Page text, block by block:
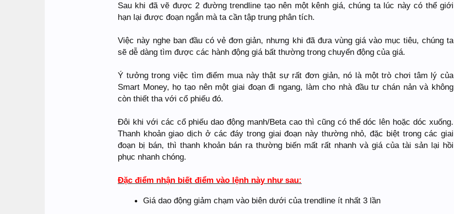
Sau khi đã vẽ được 2 đường trendline tạo nên một kênh giá, chúng ta lúc này có thể giới
hạn lại được đoạn ngắn mà ta cần tập trung phân tích.
Việc này nghe ban đầu có vẻ đơn giản, nhưng khi đã đưa vùng giá vào mục tiêu, chúng ta
sẽ dễ dàng tìm được các hành động giá bất thường trong chuyển động của giá.
Ý tưởng trong việc tìm điểm mua này thật sự rất đơn giản, nó là một trò chơi tâm lý của
Smart Money, họ tạo nên một giai đoạn đi ngang, làm cho nhà đầu tư chán nản và không
còn thiết tha với cổ phiếu đó.
Đôi khi với các cổ phiếu dao động manh/Beta cao thì cũng có thể dóc lên hoặc dóc xuống.
Thanh khoản giao dịch ở các đáy trong giai đoạn này thường nhỏ, đặc biệt trong các giai
đoạn bị bán, thì thanh khoản bán ra thường biến mất rất nhanh và giá của tài sản lại hồi
phục nhanh chóng.
Đặc điểm nhận biết điểm vào lệnh này như sau:
Giá dao động giảm chạm vào biên dưới của trendline ít nhất 3 lần